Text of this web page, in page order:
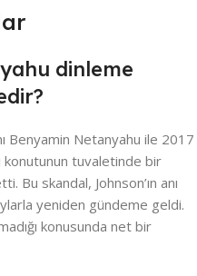
dinleme
Benyamin Netanyahu ile 2017
konutunun tuvaletinde bir
Bu skandal, Johnson’ın anı
yeniden gündeme geldi.
konusunda net bir